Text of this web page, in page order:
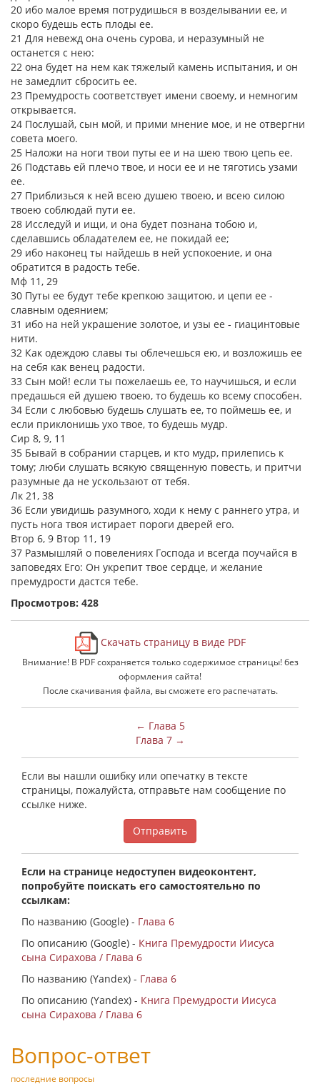
20 ибо малое время потрудишься в возделывании ее, и
скоро будешь есть плоды ее.
21 Для невежд она очень сурова, и неразумный не
останется с нею:
22 она будет на нем как тяжелый камень испытания, и он
не замедлит сбросить ее.
23 Премудрость соответствует имени своему, и немногим
открывается.
24 Послушай, сын мой, и прими мнение мое, и не отвергни
совета моего.
25 Наложи на ноги твои путы ее и на шею твою цепь ее.
26 Подставь ей плечо твое, и носи ее и не тяготись узами
ее.
27 Приблизься к ней всею душею твоею, и всею силою
твоею соблюдай пути ее.
28 Исследуй и ищи, и она будет познана тобою и,
сделавшись обладателем ее, не покидай ее;
29 ибо наконец ты найдешь в ней успокоение, и она
обратится в радость тебе.
Мф 11, 29
30 Путы ее будут тебе крепкою защитою, и цепи ее -
славным одеянием;
31 ибо на ней украшение золотое, и узы ее - гиацинтовые
нити.
32 Как одеждою славы ты облечешься ею, и возложишь ее
на себя как венец радости.
33 Сын мой! если ты пожелаешь ее, то научишься, и если
предашься ей душею твоею, то будешь ко всему способен.
34 Если с любовью будешь слушать ее, то поймешь ее, и
если приклонишь ухо твое, то будешь мудр.
Сир 8, 9, 11
35 Бывай в собрании старцев, и кто мудр, прилепись к
тому; люби слушать всякую священную повесть, и притчи
разумные да не ускользают от тебя.
Лк 21, 38
36 Если увидишь разумного, ходи к нему с раннего утра, и
пусть нога твоя истирает пороги дверей его.
Втор 6, 9 Втор 11, 19
37 Размышляй о повелениях Господа и всегда поучайся в
заповедях Его: Он укрепит твое сердце, и желание
премудрости дастся тебе.
Просмотров: 428
Скачать страницу в виде PDF
Внимание! В PDF сохраняется только содержимое страницы! без
оформления сайта!
После скачивания файла, вы сможете его распечатать.
← Глава 5
Глава 7 →
Если вы нашли ошибку или опечатку в тексте
страницы, пожалуйста, отправьте нам сообщение по
ссылке ниже.
Отправить
Если на странице недоступен видеоконтент,
попробуйте поискать его самостоятельно по
ссылкам:
По названию (Google) - Глава 6
По описанию (Google) - Книга Премудрости Иисуса
сына Сирахова / Глава 6
По названию (Yandex) - Глава 6
По описанию (Yandex) - Книга Премудрости Иисуса
сына Сирахова / Глава 6
Вопрос-ответ
последние вопросы